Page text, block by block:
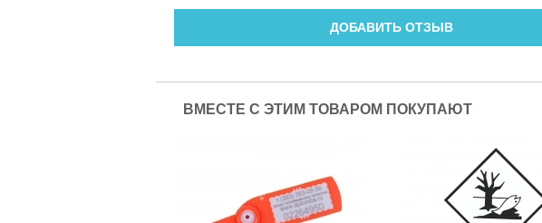
ДОБАВИТЬ ОТЗЫВ
ВМЕСТЕ С ЭТИМ ТОВАРОМ ПОКУПАЮТ